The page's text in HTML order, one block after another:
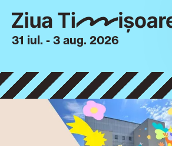
31 iul. - 3 aug. 2026